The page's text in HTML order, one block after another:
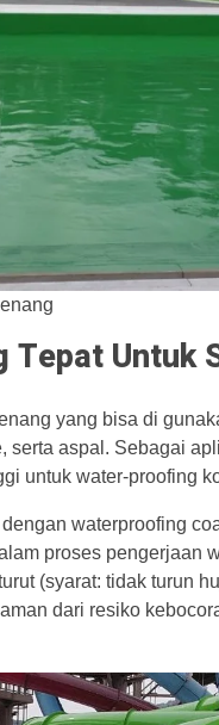
Untuk
yang bisa di
aspal. Sebagai
untuk water-proofing
waterproofing
proses pengerjaan
(syarat: tidak turun
dari resiko